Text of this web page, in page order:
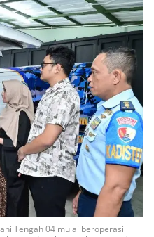
Tengah 04 mulai beroperasi